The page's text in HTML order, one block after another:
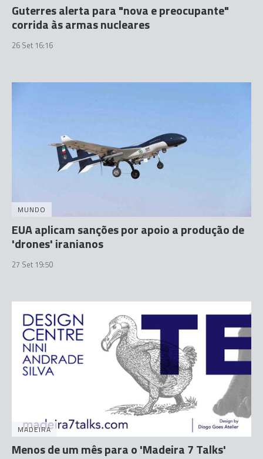
Guterres alerta para "nova e preocupante"
corrida às armas nucleares
26 Set 16:16
MUNDO
EUA aplicam sanções por apoio a produção de
'drones' iranianos
27 Set 19:50
MADEIRA
Menos de um mês para o 'Madeira 7 Talks'